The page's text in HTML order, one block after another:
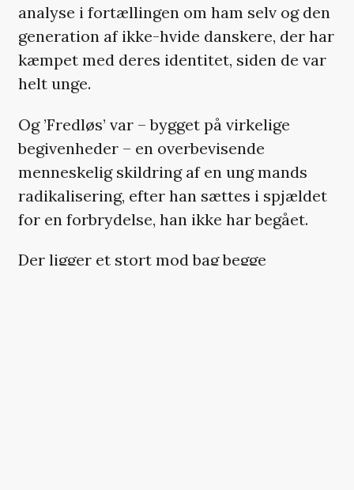
analyse i fortællingen om ham selv og den
generation af ikke-hvide danskere, der har
kæmpet med deres identitet, siden de var
helt unge.
Og ’Fredløs’ var – bygget på virkelige
begivenheder – en overbevisende
menneskelig skildring af en ung mands
radikalisering, efter han sættes i spjældet
for en forbrydelse, han ikke har begået.
Der ligger et stort mod bag begge